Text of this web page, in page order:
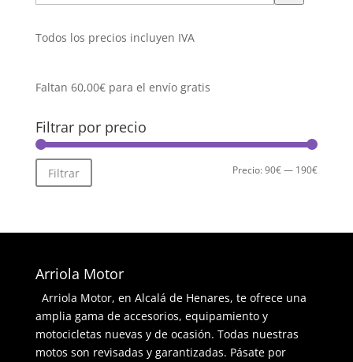
una
Todos los precios incluyen IVA
Faltan 60,00€para el envío gratis
Filtrar por precio
Precio
Precio
Filtrar Precio:90€— 190€
Arriola Motor
Arriola Motor, en Alcalá de Henares, te ofrece una
amplia gama de accesorios, equipamiento y
motocicletas nuevas y de ocasión. Todas nuestras
motos son revisadas y garantizadas. Pásate por